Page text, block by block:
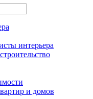
интерьера
и домов